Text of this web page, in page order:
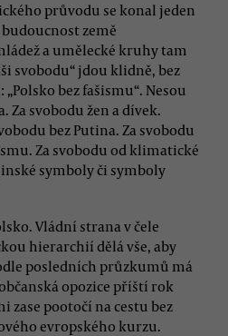
průvodu se konal jeden
země
a umělecké kruhy tam
svobodu“ jdou klidně, bez
bez fašismu“. Nesou
Za svobodu žen a dívek.
bez Putina. Za svobodu
Za svobodu od klimatické
symboly či symboly
Vládní strana v čele
hierarchií dělá vše, aby
posledních průzkumů má
opozice příští rok
zase pootočí na cestu bez
evropského kurzu.